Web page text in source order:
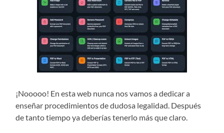
¡Nooooo! En esta web nunca nos vamos a dedicar a
enseñar procedimientos de dudosa legalidad. Después
de tanto tiempo ya deberías tenerlo más que claro.